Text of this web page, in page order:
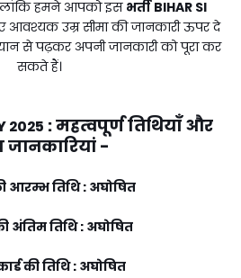
हमने आपको इस भर्ती BIHAR SI
उम्र सीमा की जानकारी ऊपर दे
से पढ़कर अपनी जानकारी को पूरा कर
सकते हैं।
2025 :महत्वपूर्ण तिथियाँ और
जानकारियां -
तिथि : अघोषित
तिथि : अघोषित
की तिथि : अघोषित